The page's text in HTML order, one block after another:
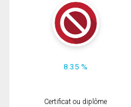
8.35 %
Certificat ou diplôme